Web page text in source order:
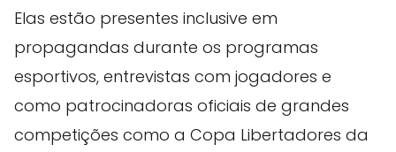
Elas estão presentes inclusive em
propagandas durante os programas
esportivos, entrevistas com jogadores e
como patrocinadoras oficiais de grandes
competições como a Copa Libertadores da